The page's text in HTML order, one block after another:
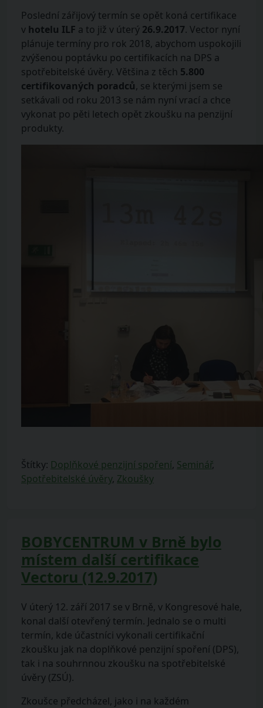
Poslední zářijový termín se opět koná certifikace
v hotelu ILF a to již v úterý 26.9.2017. Vector nyní
plánuje termíny pro rok 2018, abychom uspokojili
zvýšenou poptávku po certifikacích na DPS a
spotřebitelské úvěry. Většina z těch 5.800
certifikovaných poradců, se kterými jsem se
setkávali od roku 2013 se nám nyní vrací a chce
vykonat po pěti letech opět zkoušku na penzijní
produkty.
Štítky: Doplňkové penzijní spoření, Seminář,
Spotřebitelské úvěry, Zkoušky
BOBYCENTRUM v Brně bylo
místem další certifikace
Vectoru (12.9.2017)
V úterý 12. září 2017 se v Brně, v Kongresové hale,
konal další otevřený termín. Jednalo se o multi
termín, kde účastníci vykonali certifikační
zkoušku jak na doplňkové penzijní spoření (DPS),
tak i na souhrnnou zkoušku na spotřebitelské
úvěry (ZSÚ).
Zkoušce předcházel, jako i na každém